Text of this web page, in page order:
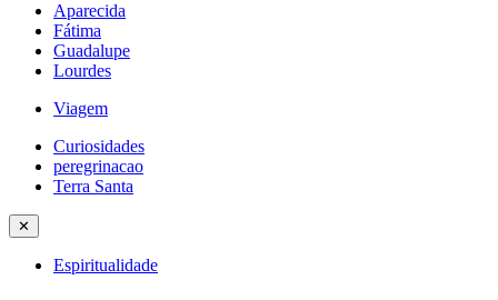
Aparecida
Fátima
Guadalupe
Lourdes
Viagem
Curiosidades
peregrinacao
Terra Santa
✕
Espiritualidade